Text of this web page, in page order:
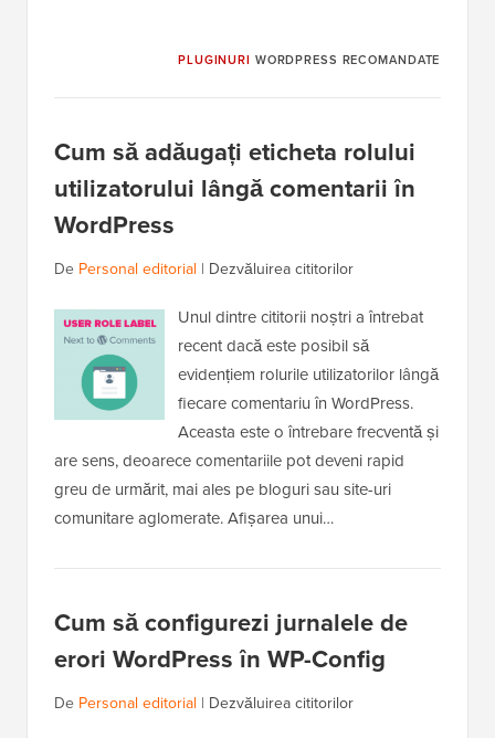
PLUGINURI WORDPRESS RECOMANDATE
Cum să adăugați eticheta rolului
utilizatorului lângă comentarii în
WordPress
De Personal editorial | Dezvăluirea cititorilor
Unul dintre cititorii noștri a întrebat
recent dacă este posibil să
evidențiem rolurile utilizatorilor lângă
fiecare comentariu în WordPress.
Aceasta este o întrebare frecventă și
are sens, deoarece comentariile pot deveni rapid
greu de urmărit, mai ales pe bloguri sau site-uri
comunitare aglomerate. Afișarea unui…
Cum să configurezi jurnalele de
erori WordPress în WP-Config
De Personal editorial | Dezvăluirea cititorilor